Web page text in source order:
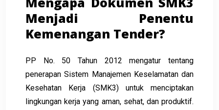
Menjadi Penentu
Kemenangan Tender?
PP No. 50 Tahun 2012 mengatur tentang
penerapan Sistem Manajemen Keselamatan dan
Kesehatan Kerja (SMK3) untuk menciptakan
lingkungan kerja yang aman, sehat, dan produktif.